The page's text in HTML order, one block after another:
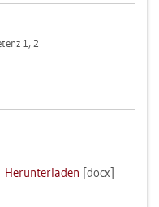
1, 2
Her­un­ter­la­den [docx]